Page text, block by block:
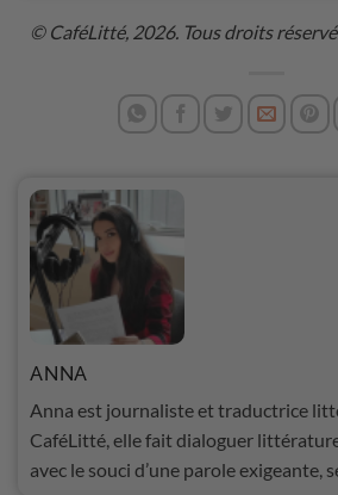
© CaféLitté, 2026. Tous droits
ANNA
Anna est journaliste et traductrice
CaféLitté, elle fait dialoguer
avec le souci d’une parole exigeante,